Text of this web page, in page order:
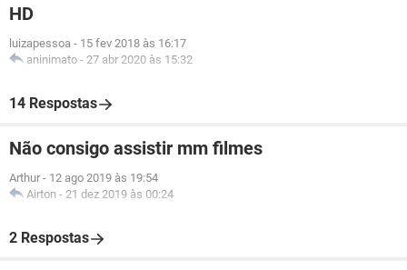
HD
luizapessoa - 15 fev 2018 às 16:17
aninimato - 27 abr 2020 às 15:32
14 Respostas
Não consigo assistir mm filmes
Arthur - 12 ago 2019 às 19:54
Airton - 21 dez 2019 às 00:24
2 Respostas